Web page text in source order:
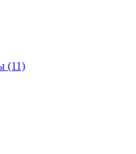
(11)